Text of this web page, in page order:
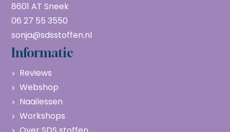
8601 AT Sneek
06 27 55 3550
sonja@sdsstoffen.nl
Informatie
Reviews
Webshop
Naailessen
Workshops